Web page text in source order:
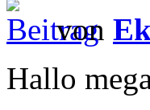
von
Hallo